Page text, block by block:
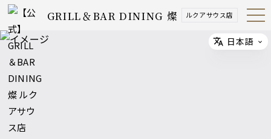
GRILL＆BAR DINING 燦 ルクアサウス店 Open
Navig
Select
日本語